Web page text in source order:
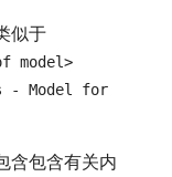
似于
model>
- Model for
含包含有关内